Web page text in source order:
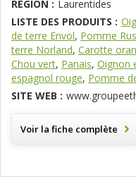
RÉGION : Laurentides
LISTE DES PRODUITS :
de terre Envol, Pomme
terre Norland, Carotte
Chou vert, Panais, Oignon
espagnol rouge, Pomme
SITE WEB :
Voir la fiche complète